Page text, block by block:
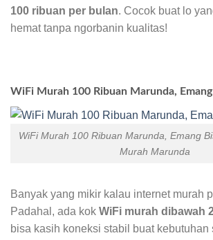
100 ribuan per bulan. Cocok buat lo
hemat tanpa ngorbanin kualitas!
WiFi Murah 100 Ribuan Marunda, Emang
WiFi Murah 100 Ribuan Marunda, Emang
Murah Marunda
Banyak yang mikir kalau internet murah
Padahal, ada kok WiFi murah dibawah
bisa kasih koneksi stabil buat kebutuhan